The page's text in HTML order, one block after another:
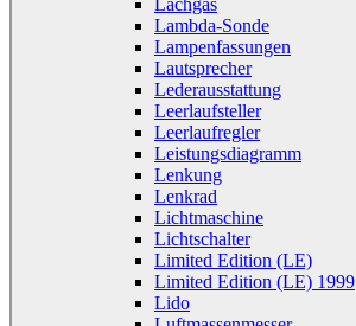
Lachgas
Lambda-Sonde
Lampenfassungen
Lautsprecher
Lederausstattung
Leerlaufsteller
Leerlaufregler
Leistungsdiagramm
Lenkung
Lenkrad
Lichtmaschine
Lichtschalter
Limited Edition (LE)
Limited Edition (LE) 1999
Lido